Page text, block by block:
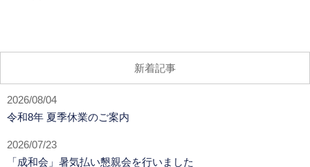
新着記事
2026/08/04
令和8年 夏季休業のご案内
2026/07/23
「成和会」暑気払い懇親会を行いました